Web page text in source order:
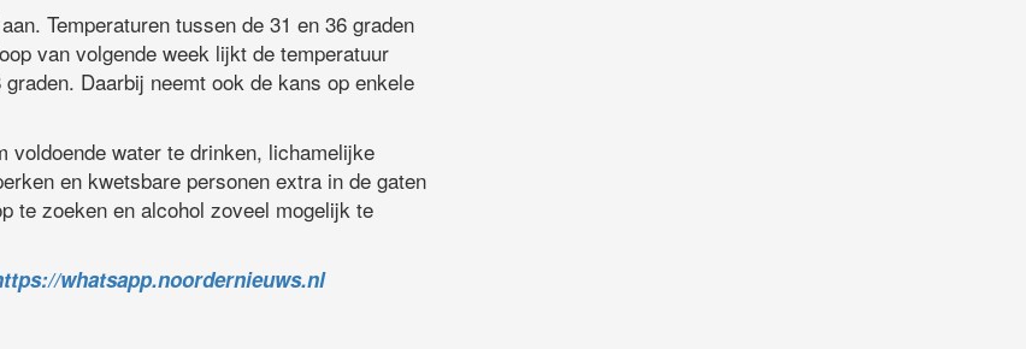
Temperaturen tussen de 31 en 36 graden
van volgende week lijkt de temperatuur
Daarbij neemt ook de kans op enkele
voldoende water te drinken, lichamelijke
en kwetsbare personen extra in de gaten
te zoeken en alcohol zoveel mogelijk te
whatsapp.noordernieuws.nl